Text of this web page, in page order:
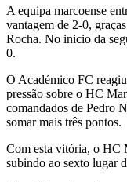
A equipa marcoense
vantagem de 2-0,
Rocha. No inicio da
0.
O Académico FC
pressão sobre o HC
comandados de Pedro
somar mais três pontos.
Com esta vitória, o HC
subindo ao sexto lugar